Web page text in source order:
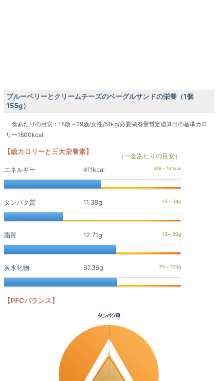
ブルーベリーとクリームチーズのベーグルサンドの栄養（1個
155g）
一食あたりの目安：18歳～29歳/女性/51kg/必要栄養量暫定値算出の基準カロ
リー1800kcal
【総カロリーと三大栄養素】
（一食あたりの目安）
エネルギー
411kcal
タンパク質 11.38g
脂質 12.71g
炭水化物 67.36g
【PFCバランス】